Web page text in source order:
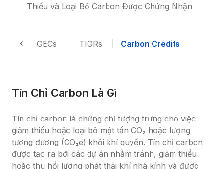
Thiểu và Loại Bỏ Carbon Được Chứng Nhận
GECs TIGRs Carbon Credits
Tín Chỉ Carbon Là Gì
Tín chỉ carbon là chứng chỉ tượng trưng cho việc
giảm thiểu hoặc loại bỏ một tấn CO₂ hoặc lượng
tương đương (CO₂e) khỏi khí quyển. Tín chỉ carbon
được tạo ra bởi các dự án nhằm tránh, giảm thiểu
hoặc thu hồi lượng phát thải khí nhà kính và được